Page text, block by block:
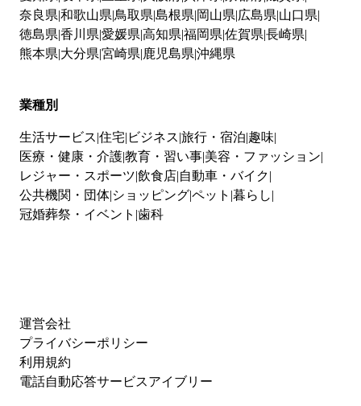
奈良県 和歌山県 鳥取県 島根県 岡山県 広島県 山口県
徳島県 香川県 愛媛県 高知県 福岡県 佐賀県 長崎県
熊本県 大分県 宮崎県 鹿児島県 沖縄県
業種別
生活サービス 住宅 ビジネス 旅行・宿泊 趣味
医療・健康・介護教育・習い事 美容・ファッション
レジャー・スポーツ 飲食店 自動車・バイク
公共機関・団体 ショッピングペット 暮らし
冠婚葬祭・イベント 歯科
運営会社
プライバシーポリシー
利用規約
電話自動応答サービスアイブリー